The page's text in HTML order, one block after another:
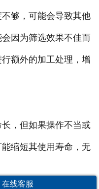
够，可能会导致其他
因为筛选效果不佳而
额外的加工处理，增
，但如果操作不当或
缩短其使用寿命，无
在线客服